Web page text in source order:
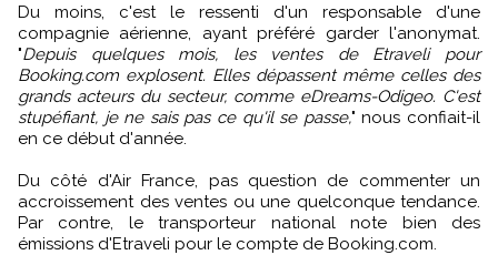
Du moins, c'est le ressenti d'un responsable d'une
compagnie aérienne, ayant préféré garder l'anonymat.
"Depuis quelques mois, les ventes de Etraveli pour
Booking.com explosent. Elles dépassent même celles des
grands acteurs du secteur, comme eDreams-Odigeo. C'est
stupéfiant, je ne sais pas ce qu'il se passe," nous confiait-il
en ce début d'année.
Du côté d'Air France, pas question de commenter un
accroissement des ventes ou une quelconque tendance.
Par contre, le transporteur national note bien des
émissions d'Etraveli pour le compte de Booking.com.